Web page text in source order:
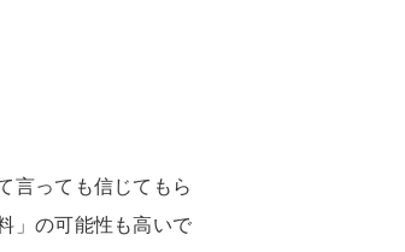
言っても信じてもら
」の可能性も高いで